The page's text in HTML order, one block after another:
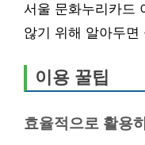
서울 문화누리카드
않기 위해 알아두면
이용 꿀팁
효율적으로 활용